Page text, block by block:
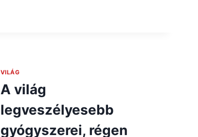
VILÁG
A világ
legveszélyesebb
gyógyszerei, régen